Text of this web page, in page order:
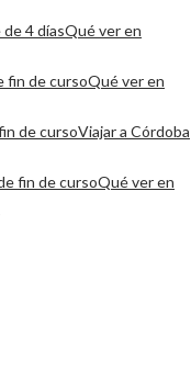
Qué ver en
Qué ver en
Viajar a Córdoba
Qué ver en